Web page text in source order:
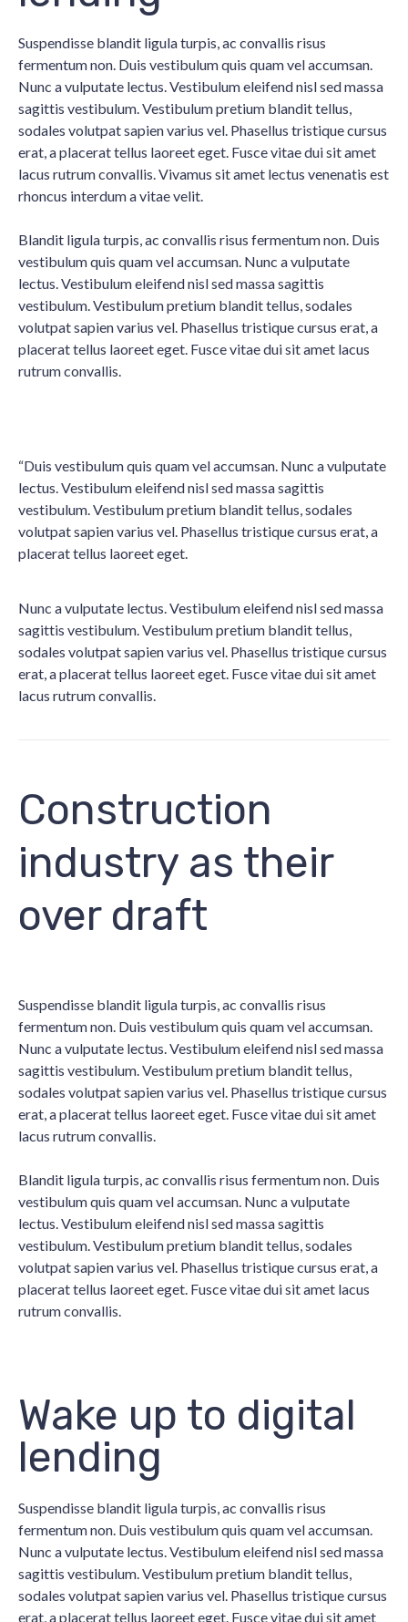
Suspendisse blandit ligula turpis, ac convallis risus
fermentum non. Duis vestibulum quis quam vel accumsan.
Nunc a vulputate lectus. Vestibulum eleifend nisl sed massa
sagittis vestibulum. Vestibulum pretium blandit tellus,
sodales volutpat sapien varius vel. Phasellus tristique cursus
erat, a placerat tellus laoreet eget. Fusce vitae dui sit amet
lacus rutrum convallis. Vivamus sit amet lectus venenatis est
rhoncus interdum a vitae velit.
Blandit ligula turpis, ac convallis risus fermentum non. Duis
vestibulum quis quam vel accumsan. Nunc a vulputate
lectus. Vestibulum eleifend nisl sed massa sagittis
vestibulum. Vestibulum pretium blandit tellus, sodales
volutpat sapien varius vel. Phasellus tristique cursus erat, a
placerat tellus laoreet eget. Fusce vitae dui sit amet lacus
rutrum convallis.
“Duis vestibulum quis quam vel accumsan. Nunc a vulputate
lectus. Vestibulum eleifend nisl sed massa sagittis
vestibulum. Vestibulum pretium blandit tellus, sodales
volutpat sapien varius vel. Phasellus tristique cursus erat, a
placerat tellus laoreet eget.
Nunc a vulputate lectus. Vestibulum eleifend nisl sed massa
sagittis vestibulum. Vestibulum pretium blandit tellus,
sodales volutpat sapien varius vel. Phasellus tristique cursus
erat, a placerat tellus laoreet eget. Fusce vitae dui sit amet
lacus rutrum convallis.
Construction
industry as their
over draft
Suspendisse blandit ligula turpis, ac convallis risus
fermentum non. Duis vestibulum quis quam vel accumsan.
Nunc a vulputate lectus. Vestibulum eleifend nisl sed massa
sagittis vestibulum. Vestibulum pretium blandit tellus,
sodales volutpat sapien varius vel. Phasellus tristique cursus
erat, a placerat tellus laoreet eget. Fusce vitae dui sit amet
lacus rutrum convallis.
Blandit ligula turpis, ac convallis risus fermentum non. Duis
vestibulum quis quam vel accumsan. Nunc a vulputate
lectus. Vestibulum eleifend nisl sed massa sagittis
vestibulum. Vestibulum pretium blandit tellus, sodales
volutpat sapien varius vel. Phasellus tristique cursus erat, a
placerat tellus laoreet eget. Fusce vitae dui sit amet lacus
rutrum convallis.
Wake up to digital
lending
Suspendisse blandit ligula turpis, ac convallis risus
fermentum non. Duis vestibulum quis quam vel accumsan.
Nunc a vulputate lectus. Vestibulum eleifend nisl sed massa
sagittis vestibulum. Vestibulum pretium blandit tellus,
sodales volutpat sapien varius vel. Phasellus tristique cursus
erat, a placerat tellus laoreet eget. Fusce vitae dui sit amet